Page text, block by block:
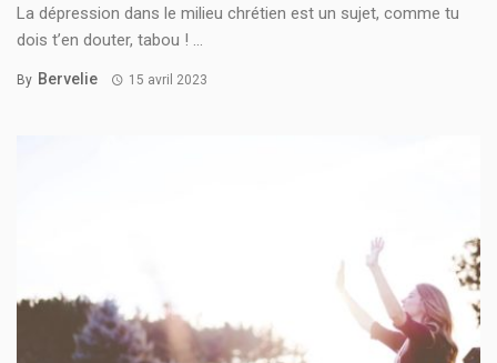
La dépression dans le milieu chrétien est un sujet, comme tu
dois t’en douter, tabou ! ...
By Bervelie 15 avril 2023